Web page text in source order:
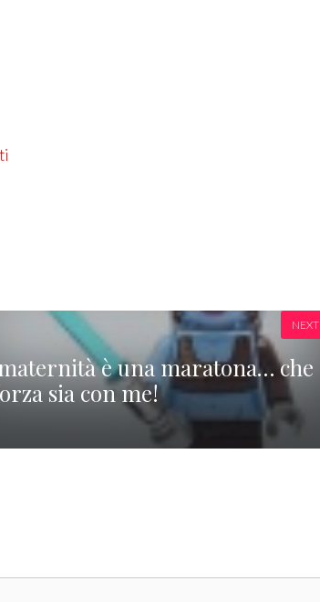
è una maratona… che
sia con me!
NEXT